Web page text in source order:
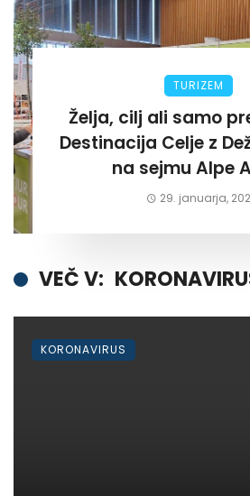
TURIZEM
Želja, cilj ali samo
Destinacija Celje z
na sejmu Alpe
29. januarja,
VEČ V:
KORONAVIRUS